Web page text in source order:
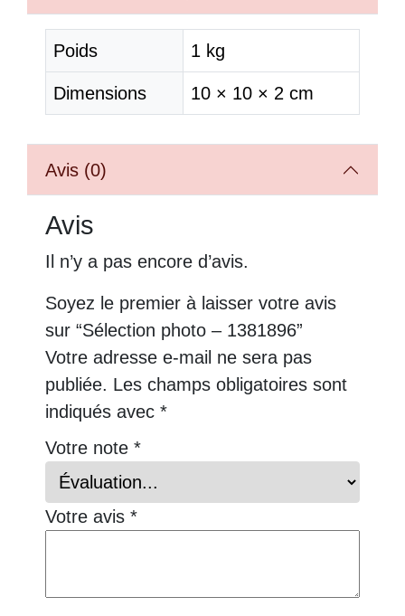
Poids 1 kg
Dimensions 10 × 10 × 2 cm
Avis (0)
Avis
Il n’y a pas encore d’avis.
Soyez le premier à laisser votre avis
sur “Sélection photo – 1381896”
Votre adresse e-mail ne sera pas
publiée. Les champs obligatoires sont
indiqués avec *
Votre note *
Votre avis *